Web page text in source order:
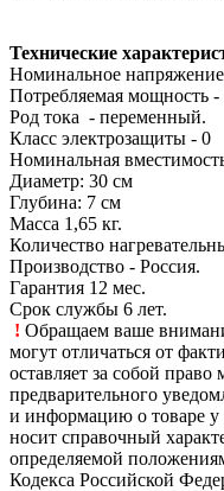
Технические
Номинальное
Потребляемая мощность -
Род тока - переменный.
Класс электрозащиты - 0
Номинальная
Диаметр: 30 см
Глубина: 7 см
Масса 1,65 кг.
Количество
Производство - Россия.
Гарантия 12 мес.
Срок службы 6 лет.
! Обращаем ваше
могут отличаться от
оставляет за собой право
предварительного
и информацию о товаре
носит справочный
определяемой
Кодекса Российской